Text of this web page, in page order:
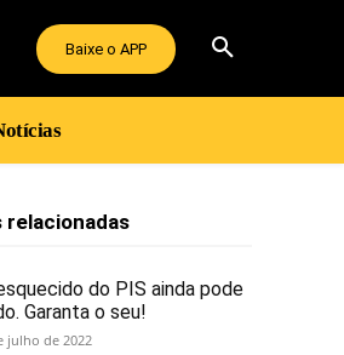
Baixe o APP
relacionadas
do PIS ainda pode
Garanta o seu!
julho de 2022